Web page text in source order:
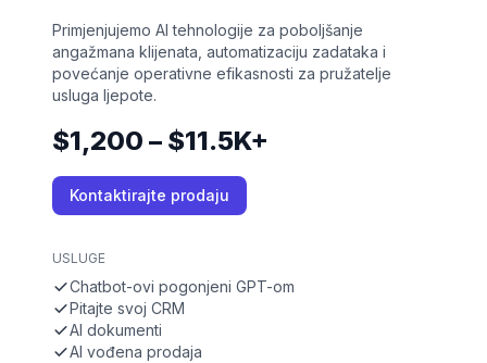
Primjenjujemo AI tehnologije za poboljšanje
angažmana klijenata, automatizaciju zadataka i
povećanje operativne efikasnosti za pružatelje
usluga ljepote.
$1,200 – $11.5K+
Kontaktirajte prodaju
USLUGE
Chatbot-ovi pogonjeni GPT-om
Pitajte svoj CRM
AI dokumenti
AI vođena prodaja